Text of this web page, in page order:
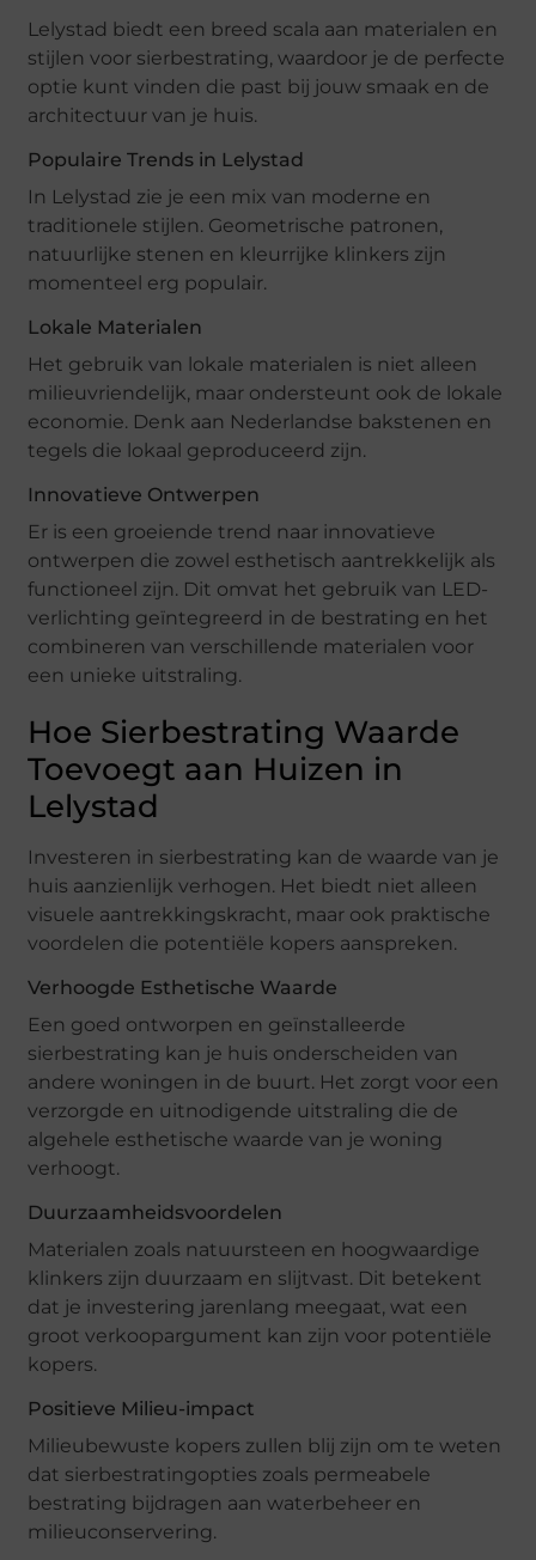
Lelystad biedt een breed scala aan materialen en
stijlen voor sierbestrating, waardoor je de perfecte
optie kunt vinden die past bij jouw smaak en de
architectuur van je huis.
Populaire Trends in Lelystad
In Lelystad zie je een mix van moderne en
traditionele stijlen. Geometrische patronen,
natuurlijke stenen en kleurrijke klinkers zijn
momenteel erg populair.
Lokale Materialen
Het gebruik van lokale materialen is niet alleen
milieuvriendelijk, maar ondersteunt ook de lokale
economie. Denk aan Nederlandse bakstenen en
tegels die lokaal geproduceerd zijn.
Innovatieve Ontwerpen
Er is een groeiende trend naar innovatieve
ontwerpen die zowel esthetisch aantrekkelijk als
functioneel zijn. Dit omvat het gebruik van LED-
verlichting geïntegreerd in de bestrating en het
combineren van verschillende materialen voor
een unieke uitstraling.
Hoe Sierbestrating Waarde
Toevoegt aan Huizen in
Lelystad
Investeren in sierbestrating kan de waarde van je
huis aanzienlijk verhogen. Het biedt niet alleen
visuele aantrekkingskracht, maar ook praktische
voordelen die potentiële kopers aanspreken.
Verhoogde Esthetische Waarde
Een goed ontworpen en geïnstalleerde
sierbestrating kan je huis onderscheiden van
andere woningen in de buurt. Het zorgt voor een
verzorgde en uitnodigende uitstraling die de
algehele esthetische waarde van je woning
verhoogt.
Duurzaamheidsvoordelen
Materialen zoals natuursteen en hoogwaardige
klinkers zijn duurzaam en slijtvast. Dit betekent
dat je investering jarenlang meegaat, wat een
groot verkoopargument kan zijn voor potentiële
kopers.
Positieve Milieu-impact
Milieubewuste kopers zullen blij zijn om te weten
dat sierbestratingopties zoals permeabele
bestrating bijdragen aan waterbeheer en
milieuconservering.